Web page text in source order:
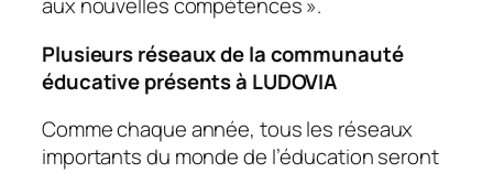
aux nouvelles compétences».
Plusieurs réseaux de la communauté
éducative présents à LUDOVIA
Comme chaque année, tous les réseaux
importants du monde de l’éducation seront